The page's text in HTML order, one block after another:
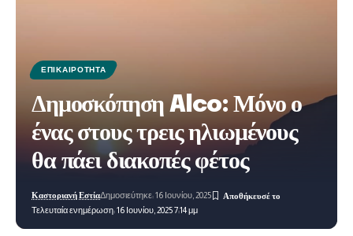
ΕΠΙΚΑΙΡΌΤΗΤΑ
Δημοσκόπηση Alco: Μόνο ο
ένας στους τρεις ηλιωμένους
θα πάει διακοπές φέτος
Τελευταία ενημέρωση: 16 Ιουνίου, 2025 7:14 μμ
Καστοριανή ΕστίαΔημοσιεύτηκε: 16 Ιουνίου, 2025